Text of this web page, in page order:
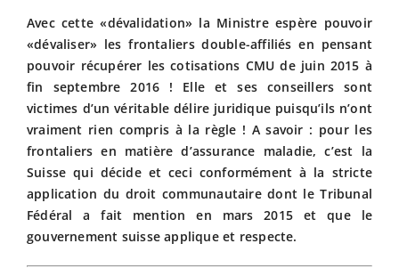
Avec cette «dévalidation» la Ministre espère pouvoir
«dévaliser» les frontaliers double-affiliés en pensant
pouvoir récupérer les cotisations CMU de juin 2015 à
fin septembre 2016 ! Elle et ses conseillers sont
victimes d’un véritable délire juridique puisqu’ils n’ont
vraiment rien compris à la règle ! A savoir : pour les
frontaliers en matière d’assurance maladie, c’est la
Suisse qui décide et ceci conformément à la stricte
application du droit communautaire dont le Tribunal
Fédéral a fait mention en mars 2015 et que le
gouvernement suisse applique et respecte.